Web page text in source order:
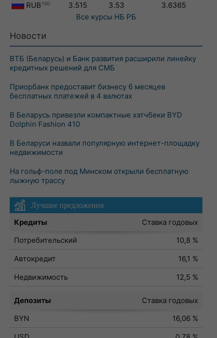
RUB 100 3.515 3.53
3.6365
Все курсы НБ РБ
Новости
ВТБ (Беларусь) и Банк развития расширили линейку
кредитных решений для СМБ
Приорбанк предоставит бизнесу 6 месяцев
бесплатных платежей в 4 валютах
В Беларусь привезли компактные хэтчбеки BYD
Dolphin Fashion 410
В Беларуси назвали популярную интернет-площадку
недвижимости
На гольф-поле под Минском открыли бесплатную
лыжную трассу
Лучшие предложения
Кредиты
Ставка годовых
Потребительский
10,8 %
Автокредит
16,1 %
Недвижимость
12,5 %
Депозиты
Ставка годовых
BYN
16,06 %